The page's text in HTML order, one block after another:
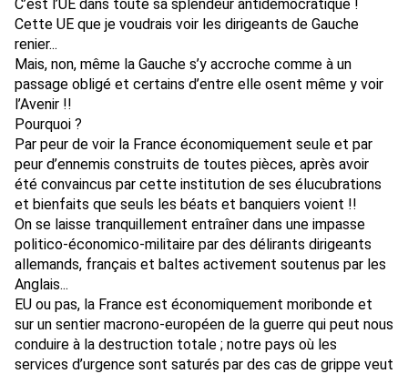
C’est l’UE dans toute sa splendeur antidémocratique !
Cette UE que je voudrais voir les dirigeants de Gauche
renier...
Mais, non, même la Gauche s’y accroche comme à un
passage obligé et certains d’entre elle osent même y voir
l’Avenir !!
Pourquoi ?
Par peur de voir la France économiquement seule et par
peur d’ennemis construits de toutes pièces, après avoir
été convaincus par cette institution de ses élucubrations
et bienfaits que seuls les béats et banquiers voient !!
On se laisse tranquillement entraîner dans une impasse
politico-économico-militaire par des délirants dirigeants
allemands, français et baltes activement soutenus par les
Anglais...
EU ou pas, la France est économiquement moribonde et
sur un sentier macrono-européen de la guerre qui peut nous
conduire à la destruction totale ; notre pays où les
services d’urgence sont saturés par des cas de grippe veut